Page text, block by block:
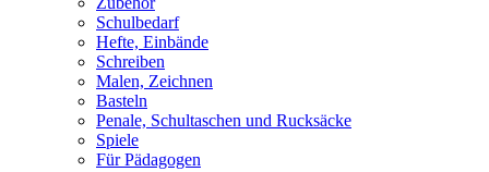
Schulbedarf
Hefte, Einbände
Schreiben
Malen, Zeichnen
Basteln
Penale, Schultaschen und Rucksäcke
Spiele
Für Pädagogen